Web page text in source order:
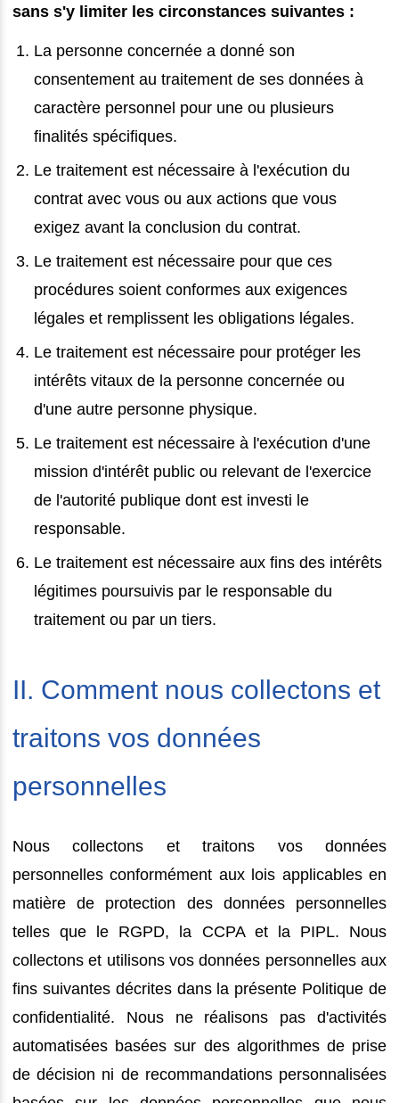
sans s'y limiter les circonstances suivantes :
La personne concernée a donné son
consentement au traitement de ses données à
caractère personnel pour une ou plusieurs
finalités spécifiques.
Le traitement est nécessaire à l'exécution du
contrat avec vous ou aux actions que vous
exigez avant la conclusion du contrat.
Le traitement est nécessaire pour que ces
procédures soient conformes aux exigences
légales et remplissent les obligations légales.
Le traitement est nécessaire pour protéger les
intérêts vitaux de la personne concernée ou
d'une autre personne physique.
Le traitement est nécessaire à l'exécution d'une
mission d'intérêt public ou relevant de l'exercice
de l'autorité publique dont est investi le
responsable.
Le traitement est nécessaire aux fins des intérêts
légitimes poursuivis par le responsable du
traitement ou par un tiers.
II. Comment nous collectons et
traitons vos données
personnelles
Nous collectons et traitons vos données
personnelles conformément aux lois applicables en
matière de protection des données personnelles
telles que le RGPD, la CCPA et la PIPL. Nous
collectons et utilisons vos données personnelles aux
fins suivantes décrites dans la présente Politique de
confidentialité. Nous ne réalisons pas d'activités
automatisées basées sur des algorithmes de prise
de décision ni de recommandations personnalisées